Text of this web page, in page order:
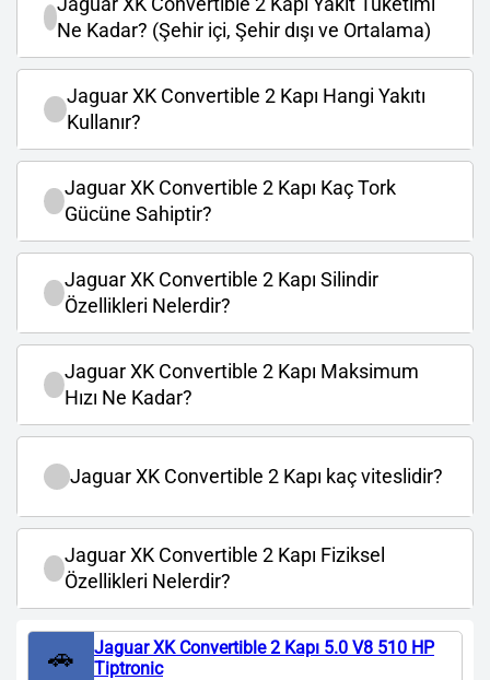
Ne Kadar? (Şehir içi, Şehir dışı ve Ortalama)
Jaguar XK Convertible 2 Kapı Hangi Yakıtı
Kullanır?
Jaguar XK Convertible 2 Kapı Kaç Tork
Gücüne Sahiptir?
Jaguar XK Convertible 2 Kapı Silindir
Özellikleri Nelerdir?
Jaguar XK Convertible 2 Kapı Maksimum
Hızı Ne Kadar?
Jaguar XK Convertible 2 Kapı kaç viteslidir?
Jaguar XK Convertible 2 Kapı Fiziksel
Özellikleri Nelerdir?
🚗
Jaguar XK Convertible 2 Kapı 5.0 V8 510 HP
Tiptronic